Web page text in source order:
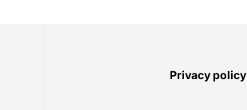
Privacy policy